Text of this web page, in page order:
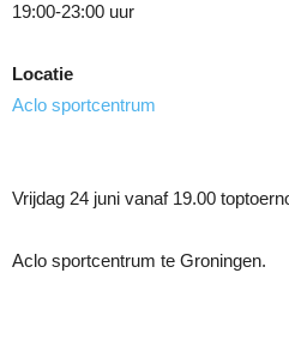
19:00-23:00 uur
Locatie
Aclo sportcentrum
Vrijdag 24 juni vanaf 19.00
Aclo sportcentrum te Groningen.